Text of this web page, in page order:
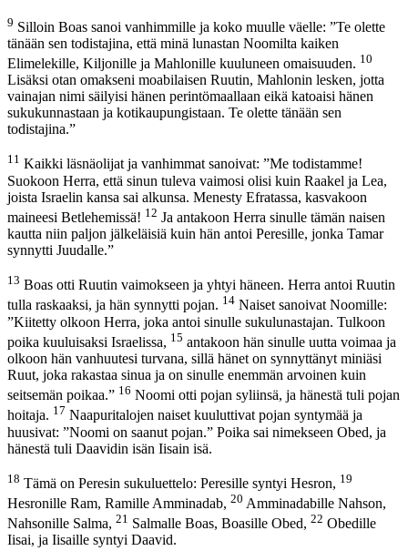
9 Silloin Boas sanoi vanhimmille ja koko muulle väelle: ”Te olette
tänään sen todistajina, että minä lunastan Noomilta kaiken
Elimelekille, Kiljonille ja Mahlonille kuuluneen omaisuuden. 10
Lisäksi otan omakseni moabilaisen Ruutin, Mahlonin lesken, jotta
vainajan nimi säilyisi hänen perintömaallaan eikä katoaisi hänen
sukukunnastaan ja kotikaupungistaan. Te olette tänään sen
todistajina.”
11 Kaikki läsnäolijat ja vanhimmat sanoivat: ”Me todistamme!
Suokoon Herra, että sinun tuleva vaimosi olisi kuin Raakel ja Lea,
joista Israelin kansa sai alkunsa. Menesty Efratassa, kasvakoon
maineesi Betlehemissä! 12 Ja antakoon Herra sinulle tämän naisen
kautta niin paljon jälkeläisiä kuin hän antoi Peresille, jonka Tamar
synnytti Juudalle.”
13 Boas otti Ruutin vaimokseen ja yhtyi häneen. Herra antoi Ruutin
tulla raskaaksi, ja hän synnytti pojan. 14 Naiset sanoivat Noomille:
”Kiitetty olkoon Herra, joka antoi sinulle sukulunastajan. Tulkoon
poika kuuluisaksi Israelissa, 15 antakoon hän sinulle uutta voimaa ja
olkoon hän vanhuutesi turvana, sillä hänet on synnyttänyt miniäsi
Ruut, joka rakastaa sinua ja on sinulle enemmän arvoinen kuin
seitsemän poikaa.” 16 Noomi otti pojan syliinsä, ja hänestä tuli pojan
hoitaja. 17 Naapuritalojen naiset kuuluttivat pojan syntymää ja
huusivat: ”Noomi on saanut pojan.” Poika sai nimekseen Obed, ja
hänestä tuli Daavidin isän Iisain isä.
18 Tämä on Peresin sukuluettelo: Peresille syntyi Hesron, 19
Hesronille Ram, Ramille Amminadab, 20 Amminadabille Nahson,
Nahsonille Salma, 21 Salmalle Boas, Boasille Obed, 22 Obedille
Iisai, ja Iisaille syntyi Daavid.